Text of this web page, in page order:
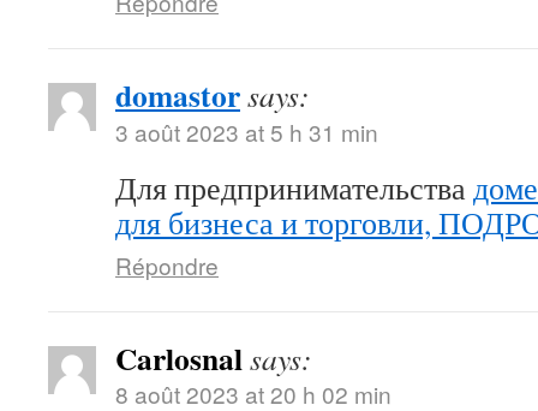
domastorsays:
3 août 2023 at 5 h 31 min
Для предпринимательства
для бизнеса и торговли,
Répondre
Carlosnalsays:
8 août 2023 at 20 h 02 min